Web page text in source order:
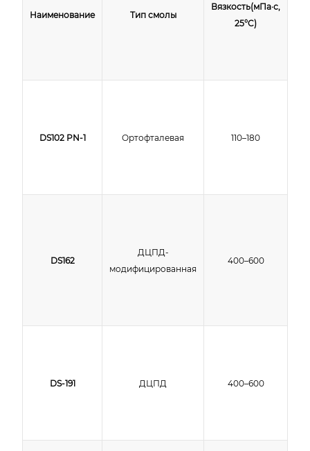
Наименование Тип смолы
Вязкость(мПа·с,
25°C)
DS102 PN-1 Ортофталевая 110–180
DS162
ДЦПД-
модифицированная
400–600
DS-191 ДЦПД 400–600